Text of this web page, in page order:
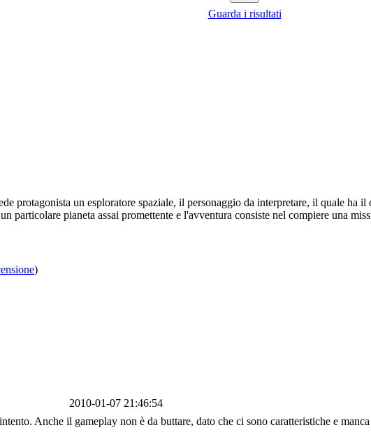
Guarda i risultati
protagonista un esploratore spaziale, il personaggio da interpretare, il quale
particolare pianeta assai promettente e l'avventura consiste nel compiere una
)
2010-01-07 21:46:54
Anche il gameplay non è da buttare, dato che ci sono caratteristiche e